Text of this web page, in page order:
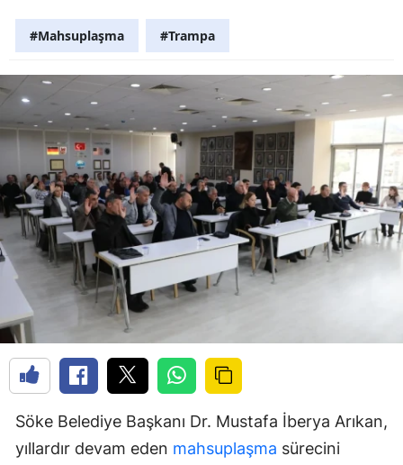
#Mahsuplaşma #Trampa
Söke Belediye Başkanı Dr. Mustafa İberya Arıkan,
yıllardır devam eden mahsuplaşma sürecini